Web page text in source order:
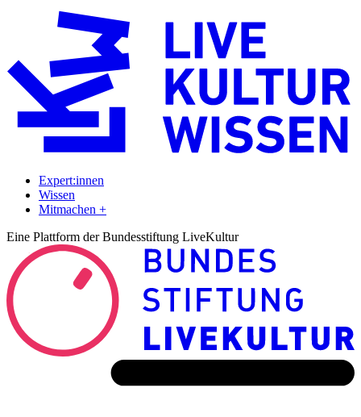
Expert:innen
Wissen
Mitmachen +
Eine Plattform der Bundesstiftung LiveKultur